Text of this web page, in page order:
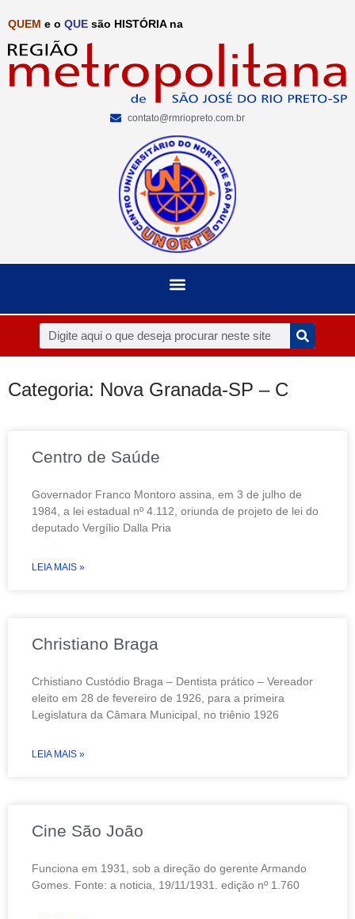
QUEM e o QUE são HISTÓRIA na
contato@rmriopreto.com.br
Categoria: Nova Granada-SP – C
Centro de Saúde
Governador Franco Montoro assina, em 3 de julho de
1984, a lei estadual nº 4.112, oriunda de projeto de lei do
deputado Vergílio Dalla Pria
LEIA MAIS »
Christiano Braga
Crhistiano Custódio Braga – Dentista prático – Vereador
eleito em 28 de fevereiro de 1926, para a primeira
Legislatura da Câmara Municipal, no triênio 1926
LEIA MAIS »
Cine São João
Funciona em 1931, sob a direção do gerente Armando
Gomes. Fonte: a noticia, 19/11/1931. edição nº 1.760